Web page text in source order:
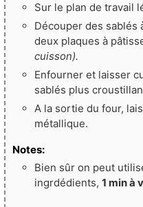
Sur le plan de travail
Découper des sablés
deux plaques à
cuisson).
Enfourner et laisser
sablés plus
A la sortie du four,
métallique.
Notes:
Bien sûr on peut
ingrdédients, 1 min à